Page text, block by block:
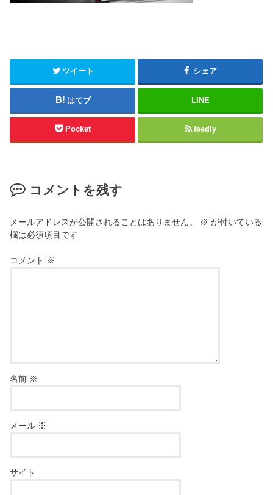
ツイート シェア
はてブ LINE
Pocket feedly
コメントを残す
メールアドレスが公開されることはありません。 ※ が付いている
欄は必須項目です
コメント ※
名前 ※
メール ※
サイト